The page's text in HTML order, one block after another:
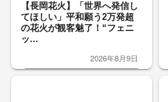
【長岡花火】「世界へ発信し
てほしい」平和願う2万発超
の花火が観客魅了！“フェニ
ッ...
2026年8月9日